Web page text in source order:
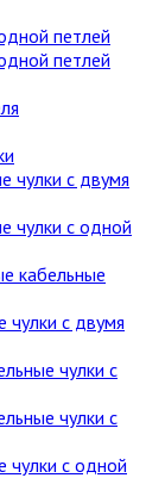
петлей
петлей
чулки с двумя
чулки с одной
кабельные
чулки с двумя
чулки с
чулки с
чулки с одной